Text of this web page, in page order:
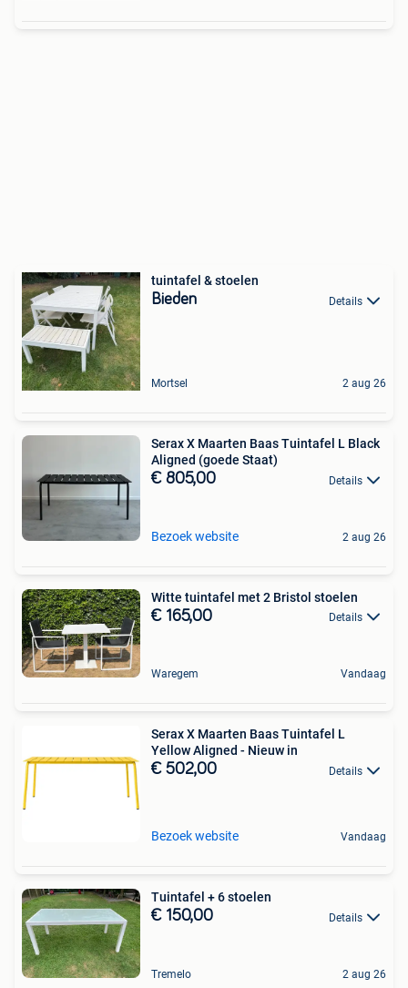
tuintafel & stoelen
Bieden Details
Mortsel 2 aug 26
Serax X Maarten Baas Tuintafel L Black
Aligned (goede Staat)
€ 805,00 Details
Bezoek website 2 aug 26
Witte tuintafel met 2 Bristol stoelen
€ 165,00 Details
Waregem Vandaag
Serax X Maarten Baas Tuintafel L
Yellow Aligned - Nieuw in
€ 502,00 Details
Bezoek website Vandaag
Tuintafel + 6 stoelen
€ 150,00 Details
Tremelo 2 aug 26